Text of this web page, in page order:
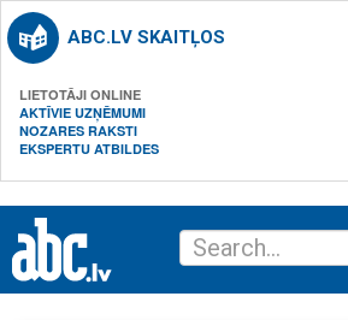
ABC.LV SKAITĻOS
LIETOTĀJI ONLINE
AKTĪVIE UZŅĒMUMI
NOZARES RAKSTI
EKSPERTU ATBILDES